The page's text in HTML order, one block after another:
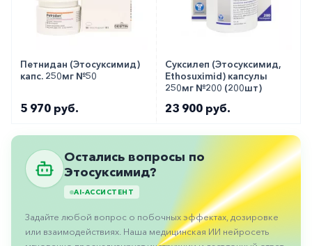
Петнидан (Этосуксимид)
капс. 250мг №50
5 970 руб.
Суксилеп (Этосуксимид,
Ethosuximid) капсулы
250мг №200 (200шт)
23 900 руб.
Остались вопросы по
Этосуксимид?
AI-АССИСТЕНТ
Задайте любой вопрос о побочных эффектах, дозировке
или взаимодействиях. Наша медицинская ИИ нейросеть